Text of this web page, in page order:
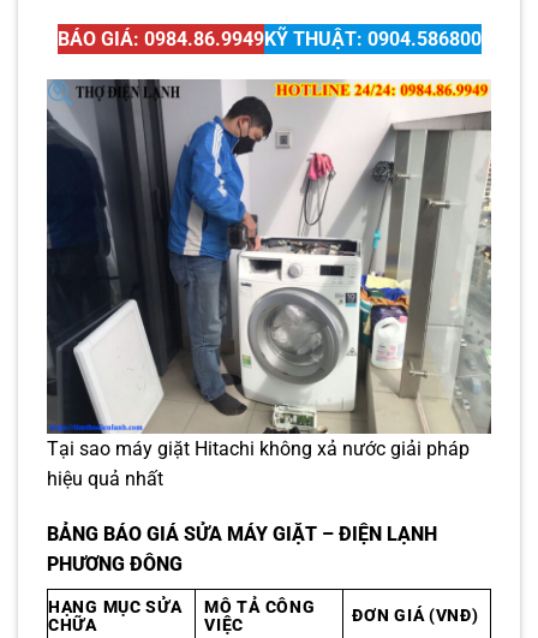
BÁO GIÁ: 0984.86.9949KỸ THUẬT: 0904.586800
Tại sao máy giặt Hitachi không xả nước giải pháp
hiệu quả nhất
BẢNG BÁO GIÁ SỬA MÁY GIẶT – ĐIỆN LẠNH
PHƯƠNG ĐÔNG
HẠNG MỤC SỬA
CHỮA
MÔ TẢ CÔNG
VIỆC
ĐƠN GIÁ (VNĐ)